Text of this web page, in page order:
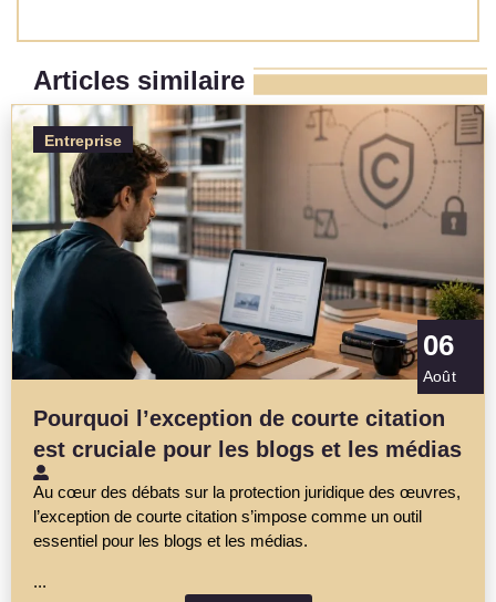
Articles similaire
Entreprise
06
Août
Pourquoi l’exception de courte citation
est cruciale pour les blogs et les médias
Au cœur des débats sur la protection juridique des œuvres,
l’exception de courte citation s’impose comme un outil
essentiel pour les blogs et les médias.
...